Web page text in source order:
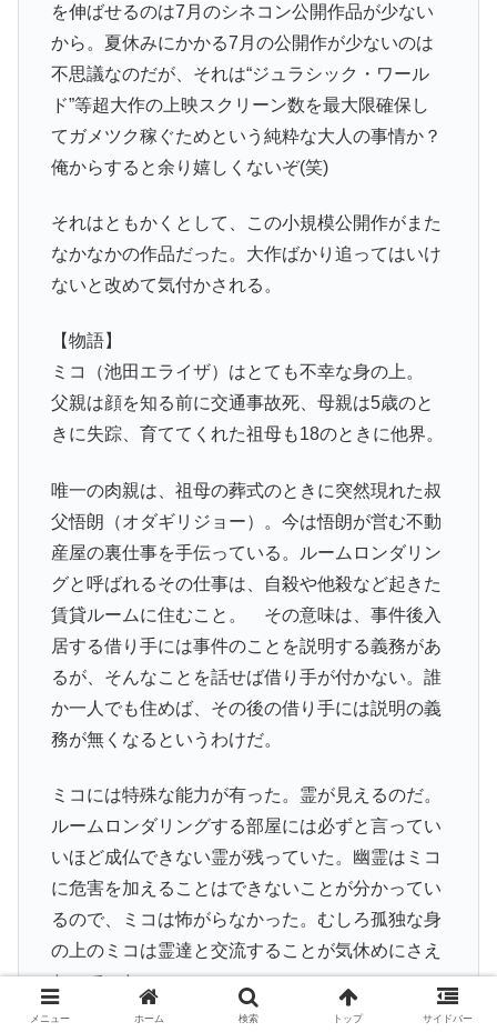
を伸ばせるのは7月のシネコン公開作品が少ない
から。夏休みにかかる7月の公開作が少ないのは
不思議なのだが、それは“ジュラシック・ワール
ド”等超大作の上映スクリーン数を最大限確保し
てガメツク稼ぐためという純粋な大人の事情か？
俺からすると余り嬉しくないぞ(笑)
それはともかくとして、この小規模公開作がまた
なかなかの作品だった。大作ばかり追ってはいけ
ないと改めて気付かされる。
【物語】
ミコ（池田エライザ）はとても不幸な身の上。
父親は顔を知る前に交通事故死、母親は5歳のと
きに失踪、育ててくれた祖母も18のときに他界。
唯一の肉親は、祖母の葬式のときに突然現れた叔
父悟朗（オダギリジョー）。今は悟朗が営む不動
産屋の裏仕事を手伝っている。ルームロンダリン
グと呼ばれるその仕事は、自殺や他殺など起きた
賃貸ルームに住むこと。 その意味は、事件後入
居する借り手には事件のことを説明する義務があ
るが、そんなことを話せば借り手が付かない。誰
か一人でも住めば、その後の借り手には説明の義
務が無くなるというわけだ。
ミコには特殊な能力が有った。霊が見えるのだ。
ルームロンダリングする部屋には必ずと言ってい
いほど成仏できない霊が残っていた。幽霊はミコ
に危害を加えることはできないことが分かってい
るので、ミコは怖がらなかった。むしろ孤独な身
の上のミコは霊達と交流することが気休めにさえ
なっていた。
メニュー ホーム 検索 トップ サイドバー